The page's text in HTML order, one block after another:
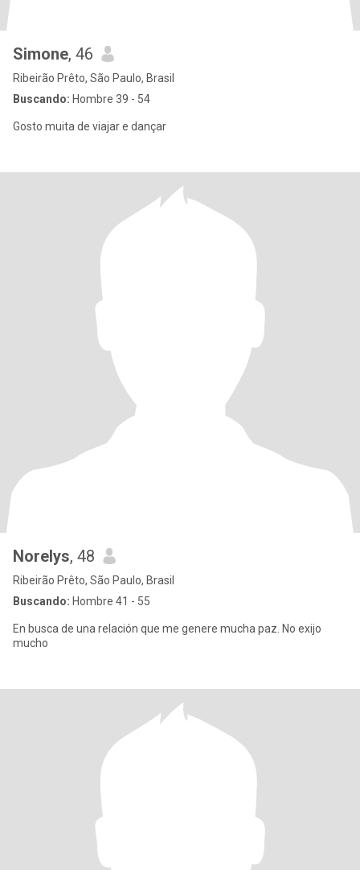
Simone, 46
Ribeirão Prêto, São Paulo, Brasil
Buscando: Hombre 39 - 54
Gosto muita de viajar e dançar
Norelys, 48
Ribeirão Prêto, São Paulo, Brasil
Buscando: Hombre 41 - 55
En busca de una relación que me genere mucha paz. No exijo
mucho